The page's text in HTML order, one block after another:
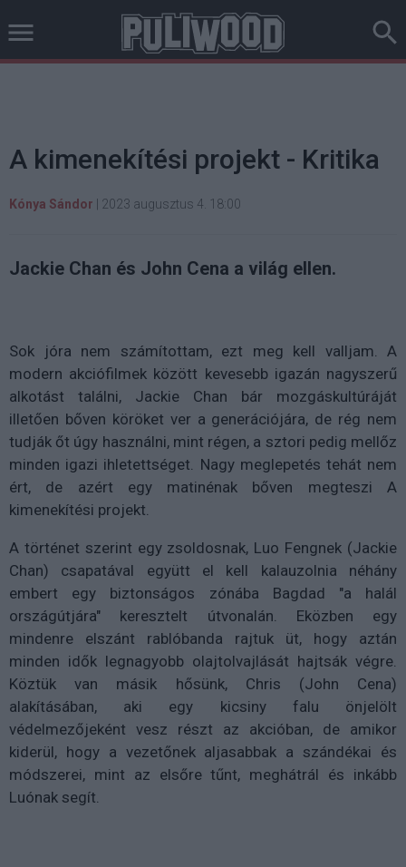
A kimenekítési projekt - Kritika
Kónya Sándor 2023 augusztus 4. 18:00
Jackie Chan és John Cena a világ ellen.
Sok jóra nem számítottam, ezt meg kell valljam. A
modern akciófilmek között kevesebb igazán nagyszerű
alkotást találni, Jackie Chan bár mozgáskultúráját
illetően bőven köröket ver a generációjára, de rég nem
tudják őt úgy használni, mint régen, a sztori pedig mellőz
minden igazi ihletettséget. Nagy meglepetés tehát nem
ért, de azért egy matinénak bőven megteszi A
kimenekítési projekt.
A történet szerint egy zsoldosnak, Luo Fengnek (Jackie
Chan) csapatával együtt el kell kalauzolnia néhány
embert egy biztonságos zónába Bagdad "a halál
országútjára" keresztelt útvonalán. Eközben egy
mindenre elszánt rablóbanda rajtuk üt, hogy aztán
minden idők legnagyobb olajtolvajlását hajtsák végre.
Köztük van másik hősünk, Chris (John Cena)
alakításában, aki egy kicsiny falu önjelölt
védelmezőjeként vesz részt az akcióban, de amikor
kiderül, hogy a vezetőnek aljasabbak a szándékai és
módszerei, mint az elsőre tűnt, meghátrál és inkább
Luónak segít.